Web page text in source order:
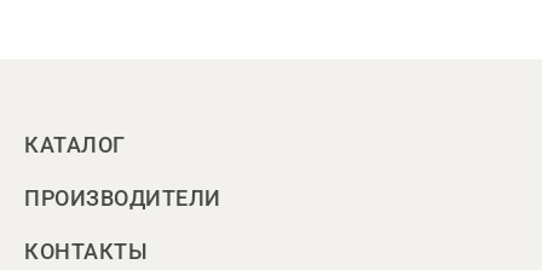
КАТАЛОГ
ПРОИЗВОДИТЕЛИ
КОНТАКТЫ